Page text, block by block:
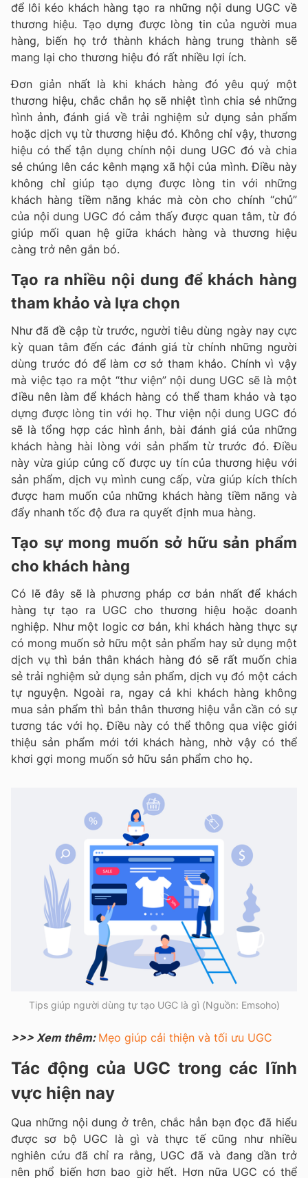
để lôi kéo khách hàng tạo ra những nội dung UGC về
thương hiệu. Tạo dựng được lòng tin của người mua
hàng, biến họ trở thành khách hàng trung thành sẽ
mang lại cho thương hiệu đó rất nhiều lợi ích.
Đơn giản nhất là khi khách hàng đó yêu quý một
thương hiệu, chắc chắn họ sẽ nhiệt tình chia sẻ những
hình ảnh, đánh giá về trải nghiệm sử dụng sản phẩm
hoặc dịch vụ từ thương hiệu đó. Không chỉ vậy, thương
hiệu có thể tận dụng chính nội dung UGC đó và chia
sẻ chúng lên các kênh mạng xã hội của mình. Điều này
không chỉ giúp tạo dựng được lòng tin với những
khách hàng tiềm năng khác mà còn cho chính “chủ”
của nội dung UGC đó cảm thấy được quan tâm, từ đó
giúp mối quan hệ giữa khách hàng và thương hiệu
càng trở nên gắn bó.
Tạo ra nhiều nội dung để khách hàng
tham khảo và lựa chọn
Như đã đề cập từ trước, người tiêu dùng ngày nay cực
kỳ quan tâm đến các đánh giá từ chính những người
dùng trước đó để làm cơ sở tham khảo. Chính vì vậy
mà việc tạo ra một “thư viện” nội dung UGC sẽ là một
điều nên làm để khách hàng có thể tham khảo và tạo
dựng được lòng tin với họ. Thư viện nội dung UGC đó
sẽ là tổng hợp các hình ảnh, bài đánh giá của những
khách hàng hài lòng với sản phẩm từ trước đó. Điều
này vừa giúp củng cố được uy tín của thương hiệu với
sản phẩm, dịch vụ mình cung cấp, vừa giúp kích thích
được ham muốn của những khách hàng tiềm năng và
đẩy nhanh tốc độ đưa ra quyết định mua hàng.
Tạo sự mong muốn sở hữu sản phẩm
cho khách hàng
Có lẽ đây sẽ là phương pháp cơ bản nhất để khách
hàng tự tạo ra UGC cho thương hiệu hoặc doanh
nghiệp. Như một logic cơ bản, khi khách hàng thực sự
có mong muốn sở hữu một sản phẩm hay sử dụng một
dịch vụ thì bản thân khách hàng đó sẽ rất muốn chia
sẻ trải nghiệm sử dụng sản phẩm, dịch vụ đó một cách
tự nguyện. Ngoài ra, ngay cả khi khách hàng không
mua sản phẩm thì bản thân thương hiệu vẫn cần có sự
tương tác với họ. Điều này có thể thông qua việc giới
thiệu sản phẩm mới tới khách hàng, nhờ vậy có thể
khơi gợi mong muốn sở hữu sản phẩm cho họ.
Tips giúp người dùng tự tạo UGC là gì (Nguồn: Emsoho)
>>> Xem thêm: Mẹo giúp cải thiện và tối ưu UGC
Tác động của UGC trong các lĩnh
vực hiện nay
Qua những nội dung ở trên, chắc hẳn bạn đọc đã hiểu
được sơ bộ UGC là gì và thực tế cũng như nhiều
nghiên cứu đã chỉ ra rằng, UGC đã và đang dần trở
nên phổ biến hơn bao giờ hết. Hơn nữa UGC có thể